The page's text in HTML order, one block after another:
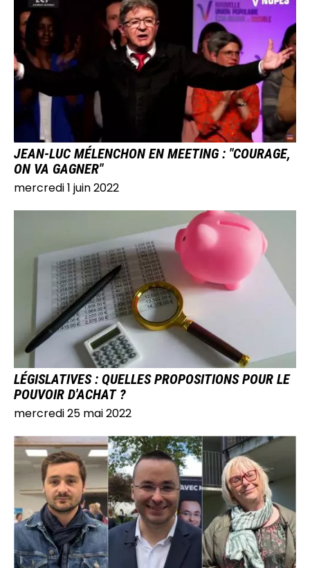
IMAGE
JEAN-LUC MÉLENCHON EN MEETING : "COURAGE,
ON VA GAGNER"
mercredi 1 juin 2022
IMAGE
LÉGISLATIVES : QUELLES PROPOSITIONS POUR LE
POUVOIR D'ACHAT ?
mercredi 25 mai 2022
IMAGE